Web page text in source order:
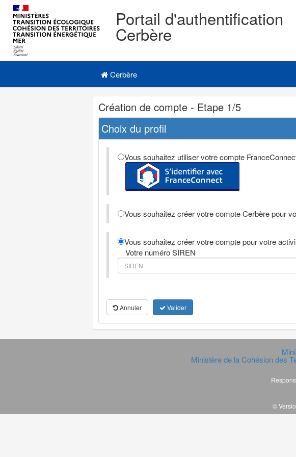
Portail d'authentification
Cerbère
Navigation
Menu principal
Cerbère
Navigation
et
outils
annexes
Création de compte - Etape 1/5
Choix du profil
Vous souhaitez utiliser votre compte
Vous souhaitez créer votre compte Cerbère pour
Vous souhaitez créer votre compte pour votre
Votre numéro SIREN
Annuler Valider
Ministère de la Cohésion des
©